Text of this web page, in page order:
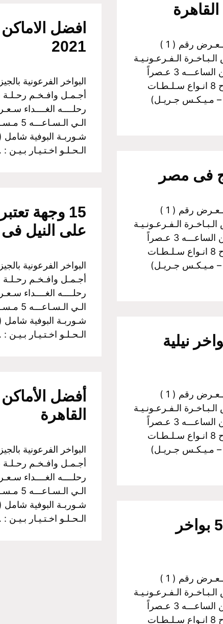
البواخر الفرعونية بالجيزة اولآ: رحــلات الـغـداء الـعـرض رقم ( 1 )
الـفـرعـونـيـة
رحلــــه الغــــداء سـعـر الـفـرد :350 جـنـيـة مــن الساعـــه 3 عـصراً
الـي الـسـاعـــه 5 مـسـاءً غـــداء بـوفـيـة مـفـتـوح 8 انـواع سـلـطـات
مـيـكـس جـريـل)
افضل
2021
أجـمـل وافـخـم رحـلـة
شـوربـة البوفية
الـحـلـو اخـتـيـار بـيـن
فى مصر
البواخر الفرعونية بالجيزة اولآ: رحــلات الـغـداء الـعـرض رقم ( 1 )
الـفـرعـونـيـة
رحلــــه الغــــداء سـعـر الـفـرد :350 جـنـيـة مــن الساعـــه 3 عـصراً
الـي الـسـاعـــه 5 مـسـاءً غـــداء بـوفـيـة مـفـتـوح 8 انـواع سـلـطـات
مـيـكـس جـريـل)
15 وجهة
على النيل فى
أجـمـل وافـخـم رحـلـة
شـوربـة البوفية
الـحـلـو اخـتـيـار بـيـن
في مصر وأفضل 5 بواخر نيلية
البواخر الفرعونية بالجيزة اولآ: رحــلات الـغـداء الـعـرض رقم ( 1 )
الـفـرعـونـيـة
رحلــــه الغــــداء سـعـر الـفـرد :350 جـنـيـة مــن الساعـــه 3 عـصراً
الـي الـسـاعـــه 5 مـسـاءً غـــداء بـوفـيـة مـفـتـوح 8 انـواع سـلـطـات
مـيـكـس جـريـل)
أفضل
القاهرة
أجـمـل وافـخـم رحـلـة
شـوربـة البوفية
الـحـلـو اخـتـيـار بـيـن
السياحة في القاهرة : افضل 5 بواخر
البواخر الفرعونية بالجيزة اولآ: رحــلات الـغـداء الـعـرض رقم ( 1 )
الـفـرعـونـيـة
رحلــــه الغــــداء سـعـر الـفـرد :350 جـنـيـة مــن الساعـــه 3 عـصراً
الـي الـسـاعـــه 5 مـسـاءً غـــداء بـوفـيـة مـفـتـوح 8 انـواع سـلـطـات